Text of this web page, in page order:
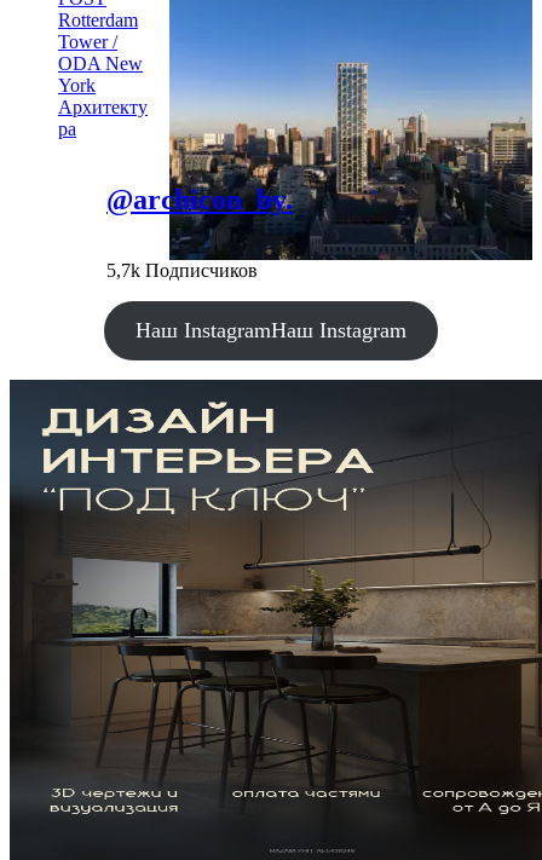
Rotterdam
Tower /
ODA New
York
Архитекту
ра
@archicon_by.
5,7k Подписчиков
Наш InstagramНаш Instagram